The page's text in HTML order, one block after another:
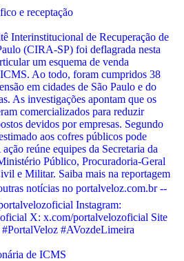
e receptação
de ICMS